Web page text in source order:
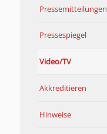
Pressemitteilungen
Pressespiegel
Video/TV
Akkreditieren
Hinweise